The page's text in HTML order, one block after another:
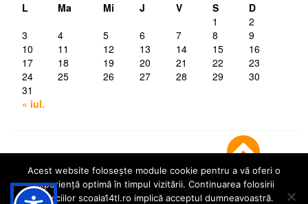
L Ma Mi J V S
D
1
2
3
4 5 6 7 8
9
10
11 12 13 14 15
16
17
18 19 20 21 22
23
24
25 26 27 28 29
30
31
« iul.
Acest website folosește module cookie pentru a vă oferi o
experiență optimă în timpul vizitării. Continuarea folosirii
serviciilor scoala14tl.ro implică acceptul dumneavoastră.